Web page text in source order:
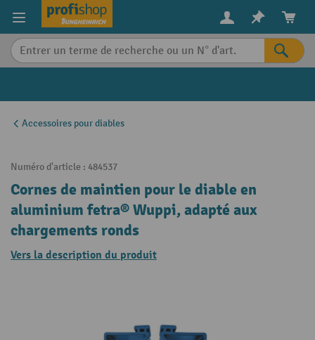
content
Accessoires pour diables
Numéro d'article : 484537
Cornes de maintien pour le diable en
aluminium fetra® Wuppi, adapté aux
chargements ronds
Vers la description du produit